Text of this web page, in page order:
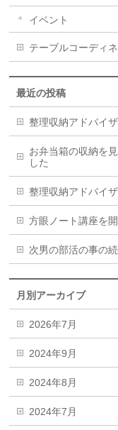
イベント
テーブルコーディ
最近の投稿
整理収納アドバイ
お弁当箱の収納を
した
整理収納アドバイ
方眼ノート講座を
次男の部活の事の続
月別アーカイブ
2026年7月
2024年9月
2024年8月
2024年7月